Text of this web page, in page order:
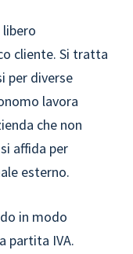
cliente. Si tratta
per diverse
lavora
che non
affida per
esterno.
in modo
partita IVA.